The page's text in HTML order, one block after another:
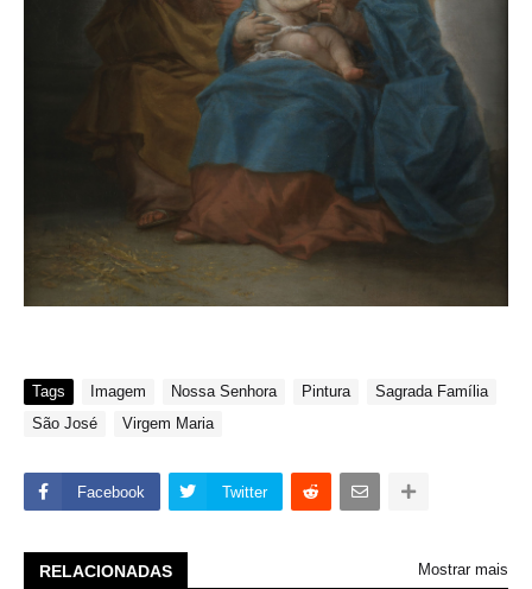
Tags Imagem Nossa Senhora Pintura
Sagrada Família
São José
Virgem Maria
Facebook Twitter
RELACIONADAS Mostrar mais